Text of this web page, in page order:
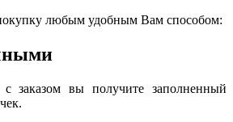
любым удобным Вам способом:
заказом вы получите заполненный